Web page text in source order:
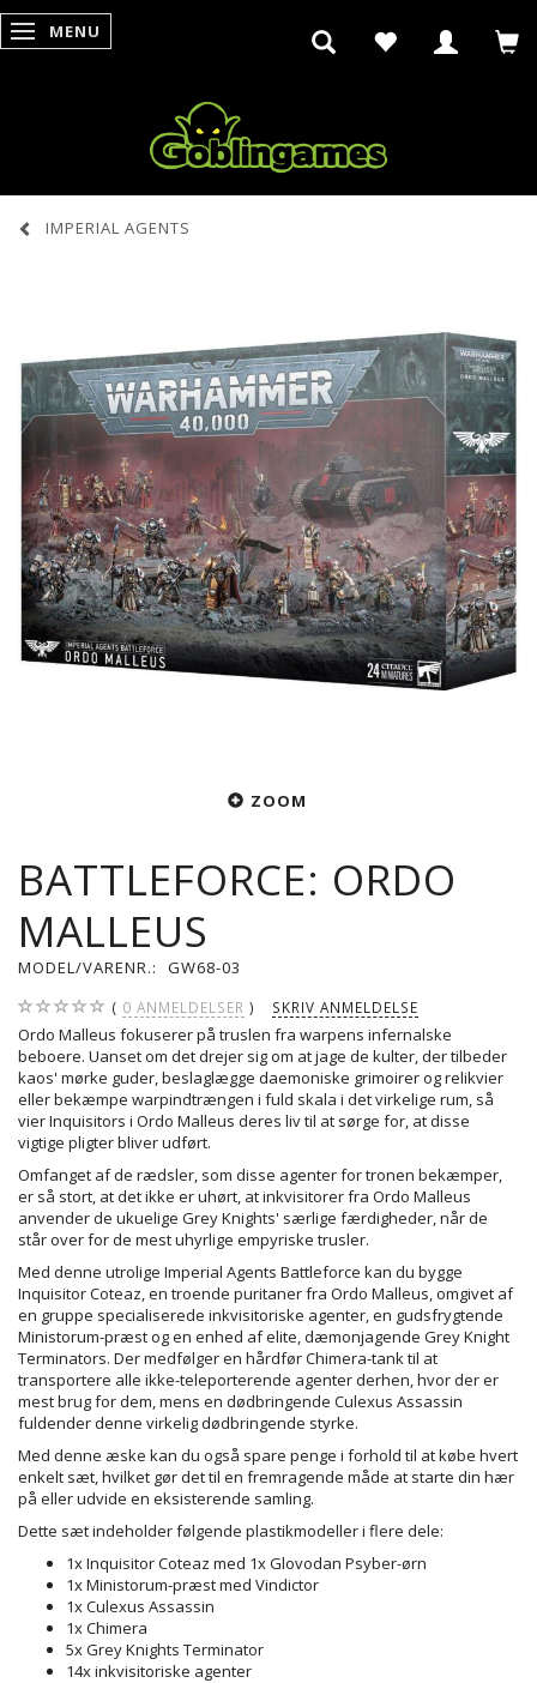
SKIFTE NAVIGATION
MENU
IMPERIAL AGENTS
ZOOM
BATTLEFORCE: ORDO
MALLEUS
MODEL/VARENR.: GW68-03
0 ANMELDELSER SKRIV ANMELDELSE
Ordo Malleus fokuserer på truslen fra warpens infernalske
beboere. Uanset om det drejer sig om at jage de kulter, der tilbeder
kaos' mørke guder, beslaglægge daemoniske grimoirer og relikvier
eller bekæmpe warpindtrængen i fuld skala i det virkelige rum, så
vier Inquisitors i Ordo Malleus deres liv til at sørge for, at disse
vigtige pligter bliver udført.
Omfanget af de rædsler, som disse agenter for tronen bekæmper,
er så stort, at det ikke er uhørt, at inkvisitorer fra Ordo Malleus
anvender de ukuelige Grey Knights' særlige færdigheder, når de
står over for de mest uhyrlige empyriske trusler.
Med denne utrolige Imperial Agents Battleforce kan du bygge
Inquisitor Coteaz, en troende puritaner fra Ordo Malleus, omgivet af
en gruppe specialiserede inkvisitoriske agenter, en gudsfrygtende
Ministorum-præst og en enhed af elite, dæmonjagende Grey Knight
Terminators. Der medfølger en hårdfør Chimera-tank til at
transportere alle ikke-teleporterende agenter derhen, hvor der er
mest brug for dem, mens en dødbringende Culexus Assassin
fuldender denne virkelig dødbringende styrke.
Med denne æske kan du også spare penge i forhold til at købe hvert
enkelt sæt, hvilket gør det til en fremragende måde at starte din hær
på eller udvide en eksisterende samling.
Dette sæt indeholder følgende plastikmodeller i flere dele:
1x Inquisitor Coteaz med 1x Glovodan Psyber-ørn
1x Ministorum-præst med Vindictor
1x Culexus Assassin
1x Chimera
5x Grey Knights Terminator
14x inkvisitoriske agenter